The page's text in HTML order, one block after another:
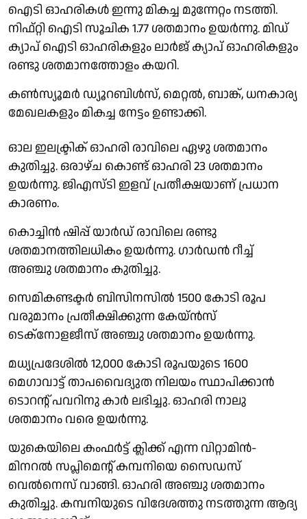
ഐടി ഓഹരികൾ ഇന്നു മികച്ച മുന്നേറ്റം നടത്തി.
നിഫ്റ്റി ഐടി സൂചിക 1.77 ശതമാനം ഉയർന്നു. മിഡ്
ക്യാപ് ഐടി ഓഹരികളും ലാർജ് ക്യാപ് ഓഹരികളും
രണ്ടു ശതമാനത്തോളം കയറി.
കൺസ്യൂമർ ഡ്യൂറബിൾസ്, മെറ്റൽ, ബാങ്ക്, ധനകാര്യ
മേഖലകളും മികച്ച നേട്ടം ഉണ്ടാക്കി.
ഓല ഇലക്ട്രിക് ഓഹരി രാവിലെ ഏഴു ശതമാനം
കുതിച്ചു. ഒരാഴ്ച കൊണ്ട് ഓഹരി 23 ശതമാനം
ഉയർന്നു. ജിഎസ്ടി ഇളവ് പ്രതീക്ഷയാണ് പ്രധാന
കാരണം.
കൊച്ചിൻ ഷിപ്പ് യാർഡ് രാവിലെ രണ്ടു
ശതമാനത്തിലധികം ഉയർന്നു. ഗാർഡൻ റീച്ച്
അഞ്ചു ശതമാനം കുതിച്ചു.
സെമികണ്ടക്ടർ ബിസിനസിൽ 1500 കോടി രൂപ
വരുമാനം പ്രതീക്ഷിക്കുന്ന കേയ്ൻസ്
ടെക്നോളജീസ് അഞ്ചു ശതമാനം ഉയർന്നു.
മധ്യപ്രദേശിൽ 12,000 കോടി രൂപയുടെ 1600
മെഗാവാട്ട് താപവൈദ്യുത നിലയം സ്ഥാപിക്കാൻ
ടൊറൻ്റ് പവറിനു കാർ ലഭിച്ചു. ഓഹരി നാലു
ശതമാനം വരെ ഉയർന്നു.
യുകെയിലെ കംഫർട്ട് ക്ലിക്ക് എന്ന വിറ്റാമിൻ-
മിനറൽ സപ്ലിമെൻ്റ് കമ്പനിയെ സൈഡസ്
വെൽനെസ് വാങ്ങി. ഓഹരി അഞ്ചു ശതമാനം
കുതിച്ചു. കമ്പനിയുടെ വിദേശത്തു നടത്തുന്ന ആദ്യ